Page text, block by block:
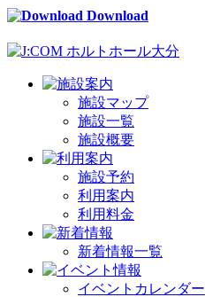
Download
施設マップ
施設一覧
施設概要
施設予約
利用案内
利用料金
新着情報一覧
イベントカレンダー